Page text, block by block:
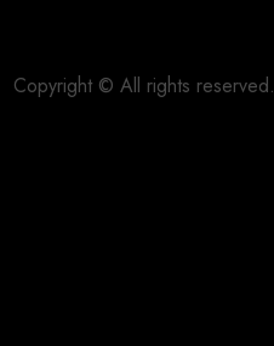
Copyright © All rights reserved.